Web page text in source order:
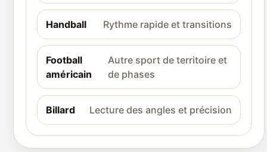
Handball Rythme rapide et transitions
Football
américain
Autre sport de territoire et
de phases
Billard Lecture des angles et précision